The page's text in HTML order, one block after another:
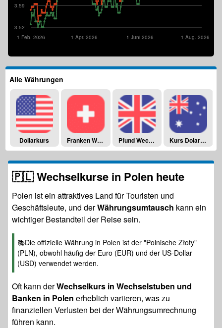
3.52
3.59
1 Aug. 2026
1 Juni 2026
1 Apr. 2026
1 Feb. 2026
Alle Währungen
Dollarkurs Franken Wechselkurs Pfund Wechselkurs Kurs Dolara Australijskiego
🇵🇱 Wechselkurse in Polen heute
Polen ist ein attraktives Land für Touristen und
Geschäftsleute, und derWährungsumtausch kann ein
wichtiger Bestandteil der Reise sein.
📚Die offizielle Währung in Polen ist der "Polnische Złoty"
(PLN), obwohl häufig der Euro (EUR) und der US-Dollar
(USD) verwendet werden.
Oft kann derWechselkurs in Wechselstuben und
Banken in Polen erheblich variieren, was zu
finanziellen Verlusten bei der Währungsumrechnung
führen kann.